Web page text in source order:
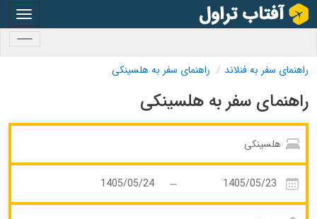
راهنمای سفر به فنلاند راهنمای سفر به هلسینکی
راهنمای سفر به هلسینکی